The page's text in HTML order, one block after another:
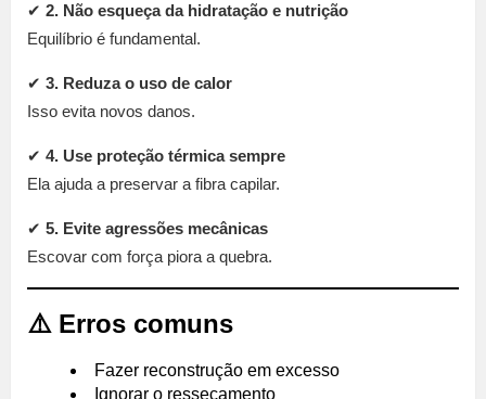
✔ 2. Não esqueça da hidratação e nutrição
Equilíbrio é fundamental.
✔ 3. Reduza o uso de calor
Isso evita novos danos.
✔ 4. Use proteção térmica sempre
Ela ajuda a preservar a fibra capilar.
✔ 5. Evite agressões mecânicas
Escovar com força piora a quebra.
⚠️ Erros comuns
Fazer reconstrução em excesso
Ignorar o ressecamento